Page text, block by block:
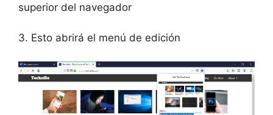
superior del navegador
3. Esto abrirá el menú de edición